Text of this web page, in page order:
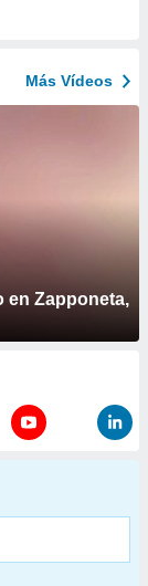
Más Vídeos
en Zapponeta,